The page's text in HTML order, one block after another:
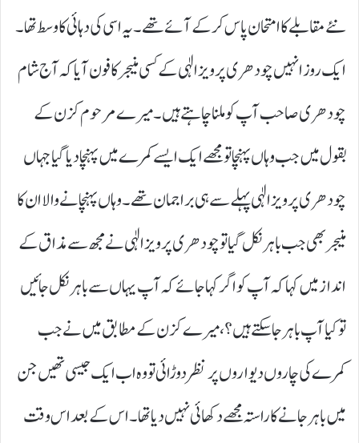
نئے مقابلے کا امتحان پاس کر کے آئے تھے۔ یہ اسی کی دہائی کا وسط تھا۔
ایک روز انہیں چودھری پرویز الٰہی کے کسی منیجر کا فون آیا کہ آج شام
چودھری صاحب آپ کو ملنا چاہتے ہیں۔ میرے مرحوم کزن کے
بقول میں جب وہاں پہنچا تو مجھے ایک ایسے کمرے میں پہنچا دیا گیا جہاں
چودھری پرویز الٰہی پہلے سے ہی براجمان تھے۔ وہاں پہنچانے والا ان کا
منیجر بھی جب باہر نکل گیا تو چودھری پرویز الٰہی نے مجھ سے مذاق کے
انداز میں کہا کہ آپ کو اگر کہا جائے کہ آپ یہاں سے باہر نکل جائیں
تو کیا آپ باہر جا سکتے ہیں؟، میرے کزن کے مطابق میں نے جب
کمرے کی چاروں دیواروں پر نظر دوڑائی تو وہ اب ایک جیسی تھیں جن
میں باہر جانے کا راستہ مجھے دکھائی نہیں دیا تھا۔ اس کے بعد اس وقت